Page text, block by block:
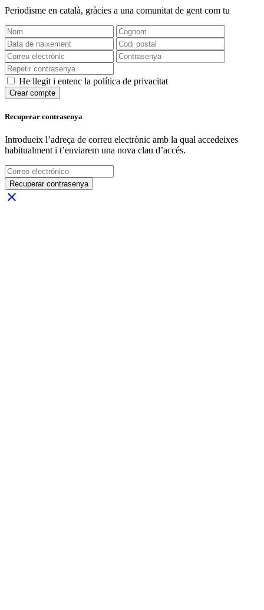
Periodisme en català, gràcies a una comunitat de gent com tu
He llegit i entenc la política de privacitat
Crear compte
Recuperar contrasenya
Introdueix l’adreça de correu electrònic amb la qual accedeixes
habitualment i t’enviarem una nova clau d’accés.
Recuperar contrasenya
close